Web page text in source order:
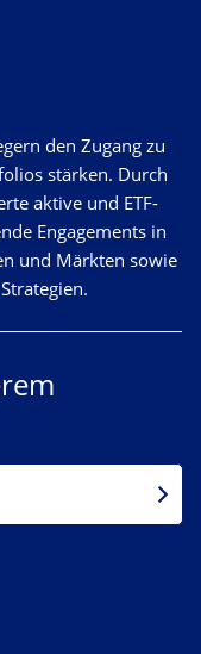
den Zugang zu
stärken. Durch
aktive und ETF-
Engagements in
und Märkten sowie